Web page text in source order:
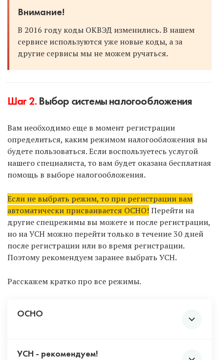
Смело выбирайте несколько кодов, включая
смежную деятельность. Вдруг сейчас вы
продаете что-то в розницу, но в будущем
перейдете на опт. Или вы оказываете услуги
по ремонту одежды и обуви, а позже
проставить коды с запасом.
деятельности, а данного кода при
регистрации не было проставлено, то вы
всегда сможете отправить в налоговую
уведомление о добавлении новых ОКВЭД.
Не выбирайте ВСЕ коды, чтобы «не
деятельность подлежит обязательному
лицензированию и должна соответствовать
требованиям закона. Чтобы не столкнуться с
непредвиденными проблемами, не
рекомендуем проставлять те коды,
деятельностью по которым вы 100% ни при
каких обстоятельствах не будете заниматься.
производство крепких алкогольных
Внимание!
В 2016 году коды ОКВЭД изменились. В нашем
сервисе используются уже новые коды, а за
другие сервисы мы не можем ручаться.
Шаг 2. Выбор системы налогообложения
Вам необходимо еще в момент регистрации
определиться, каким режимом налогообложения вы
будете пользоваться. Если воспользуетесь услугой
нашего специалиста, то вам будет оказана бесплатная
помощь в выборе налогообложения.
Если не выбрать режим, то при регистрации вам
автоматически присваивается ОСНО! Перейти на
другие спецрежимы вы можете и после регистрации,
но на УСН можно перейти только в течение 30 дней
после регистрации или во время регистрации.
Поэтому рекомендуем заранее выбрать УСН.
Расскажем кратко про все режимы.
ОСНО
Возлагает на предпринимателя обязанности по
УСН - рекомендуем!